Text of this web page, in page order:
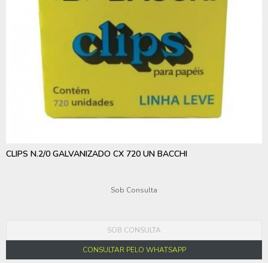
CLIPS N.2/0 GALVANIZADO CX 720 UN BACCHI
Sob Consulta
SOB CONSULTA
CONSULTAR PELO WHATSAPP